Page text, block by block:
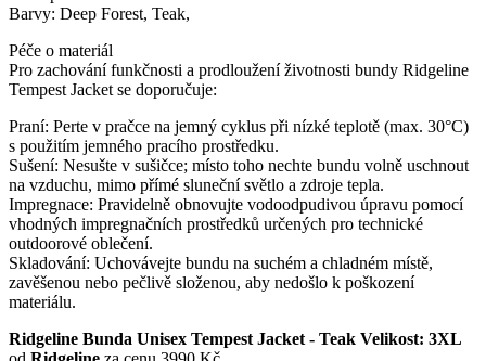
Barvy: Deep Forest, Teak,
Péče o materiál
Pro zachování funkčnosti a prodloužení životnosti bundy Ridgeline
Tempest Jacket se doporučuje:
Praní: Perte v pračce na jemný cyklus při nízké teplotě (max. 30°C)
s použitím jemného pracího prostředku.
Sušení: Nesušte v sušičce; místo toho nechte bundu volně uschnout
na vzduchu, mimo přímé sluneční světlo a zdroje tepla.
Impregnace: Pravidelně obnovujte vodoodpudivou úpravu pomocí
vhodných impregnačních prostředků určených pro technické
outdoorové oblečení.
Skladování: Uchovávejte bundu na suchém a chladném místě,
zavěšenou nebo pečlivě složenou, aby nedošlo k poškození
materiálu.
Ridgeline Bunda Unisex Tempest Jacket - Teak Velikost: 3XL